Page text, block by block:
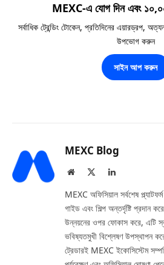
MEXC-এ যোগ দিন এবং
সর্বাধিক ট্রেন্ডিং টোকেন, প্রতিদিনের এয়ারড্রপ,
উপভোগ করুন
সাইন আপ করুন
MEXC Blog
Website LinkedIn
MEXC অফিসিয়াল সর্বশেষ
গাইড এবং শিল্প অন্তর্দৃষ্টি প্রদান
উন্নয়নের ওপর ফোকাস করে, এটি
ভবিষ্যতমুখী বিশ্লেষণ উপস্থাপন
ট্রেডারই MEXC ইকোসিস্টেম